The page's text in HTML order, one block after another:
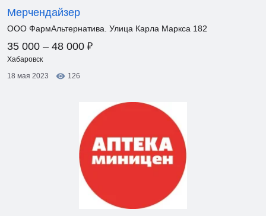
Мерчендайзер
ООО ФармАльтернатива. Улица Карла Маркса 182
35 000 – 48 000 ₽
Хабаровск
18 мая 2023
126